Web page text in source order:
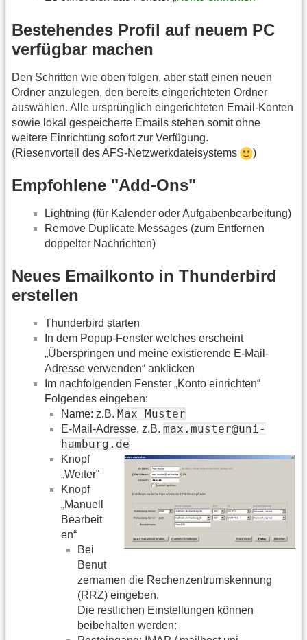
Bestehendes Profil auf neuem PC
verfügbar machen
Den Schritten wie oben folgen, aber statt einen neuen
Ordner anzulegen, den bereits eingerichteten Ordner
auswählen. Alle ursprünglich eingerichteten Email-Konten
sowie lokal gespeicherte Emails stehen somit ohne
weitere Einrichtung sofort zur Verfügung.
(Riesenvorteil des AFS-Netzwerkdateisystems
)
Empfohlene "Add-Ons"
Lightning (für Kalender oder Aufgabenbearbeitung)
Remove Duplicate Messages (zum Entfernen
doppelter Nachrichten)
Neues Emailkonto in Thunderbird
erstellen
Thunderbird starten
In dem Popup-Fenster welches erscheint
„Überspringen und meine existierende E-Mail-
Adresse verwenden“ anklicken
Im nachfolgenden Fenster „Konto einrichten“
Folgendes eingeben:
Name: z.B. Max Muster
E-Mail-Adresse, z.B. max.muster@uni-
hamburg.de
Knopf
„Weiter“
Knopf
„Manuell
Bearbeit
en“
Bei
Benut
zernamen die Rechenzentrumskennung
(RRZ) eingeben.
Die restlichen Einstellungen können
beibehalten werden: